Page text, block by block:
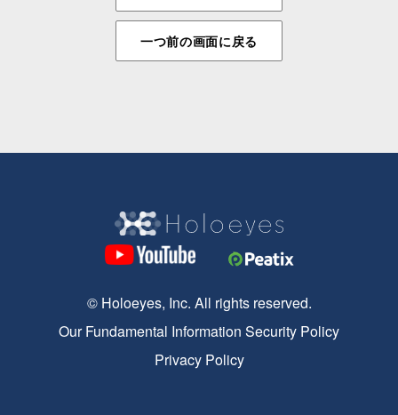
一つ前の画面に戻る
© Holoeyes, Inc. All rights reserved.
Our Fundamental Information Security Policy
Privacy Policy